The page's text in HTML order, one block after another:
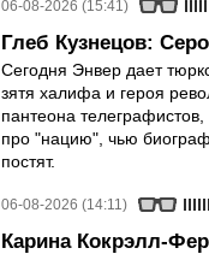
06-08-2026 (15:41)
Глеб Кузнецов:
Сегодня Энвер дает
зятя халифа и героя
пантеона
про "нацию", чью
постят.
06-08-2026 (14:11)
Карина Кокрэлл-